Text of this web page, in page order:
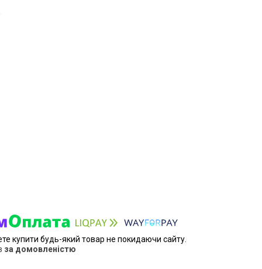
купити будь-який товар не покидаючи сайту.
за домовленістю